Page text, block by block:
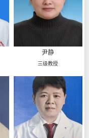
尹静
三级教授